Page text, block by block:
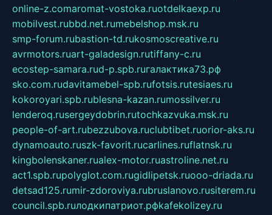
online-z.comaromat-vostoka.ruotdelkaexp.ru
mobilvest.rubbd.net.rumebelshop.msk.ru
smp-forum.rubastion-td.rukosmoscreative.ru
avrmotors.ruart-galadesign.rutiffany-c.ru
ecostep-samara.rud-p.spb.ruгалактика73.рф
sko.com.rudavitamebel-spb.rufotsis.rutesiaes.ru
kokoroyari.spb.rublesna-kazan.rumossilver.ru
lenderoq.rusergeydobrin.rutochkazvuka.msk.ru
people-of-art.rubezzubova.ruclubtibet.ruorior-aks.ru
dynamoauto.ruszk-favorit.rucarlines.ruflatnsk.ru
kingbolenskaner.rualex-motor.ruastroline.net.ru
act1.spb.rupolyglot.com.rugidlipetsk.ruooo-driada.ru
detsad125.rumir-zdoroviya.rubruslanovo.rusiterem.ru
council.spb.ruлодкипатриот.рфkafekolizey.ru